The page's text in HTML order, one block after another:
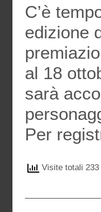
C’è
edizione
al 18
sarà
Per
Visite totali 233